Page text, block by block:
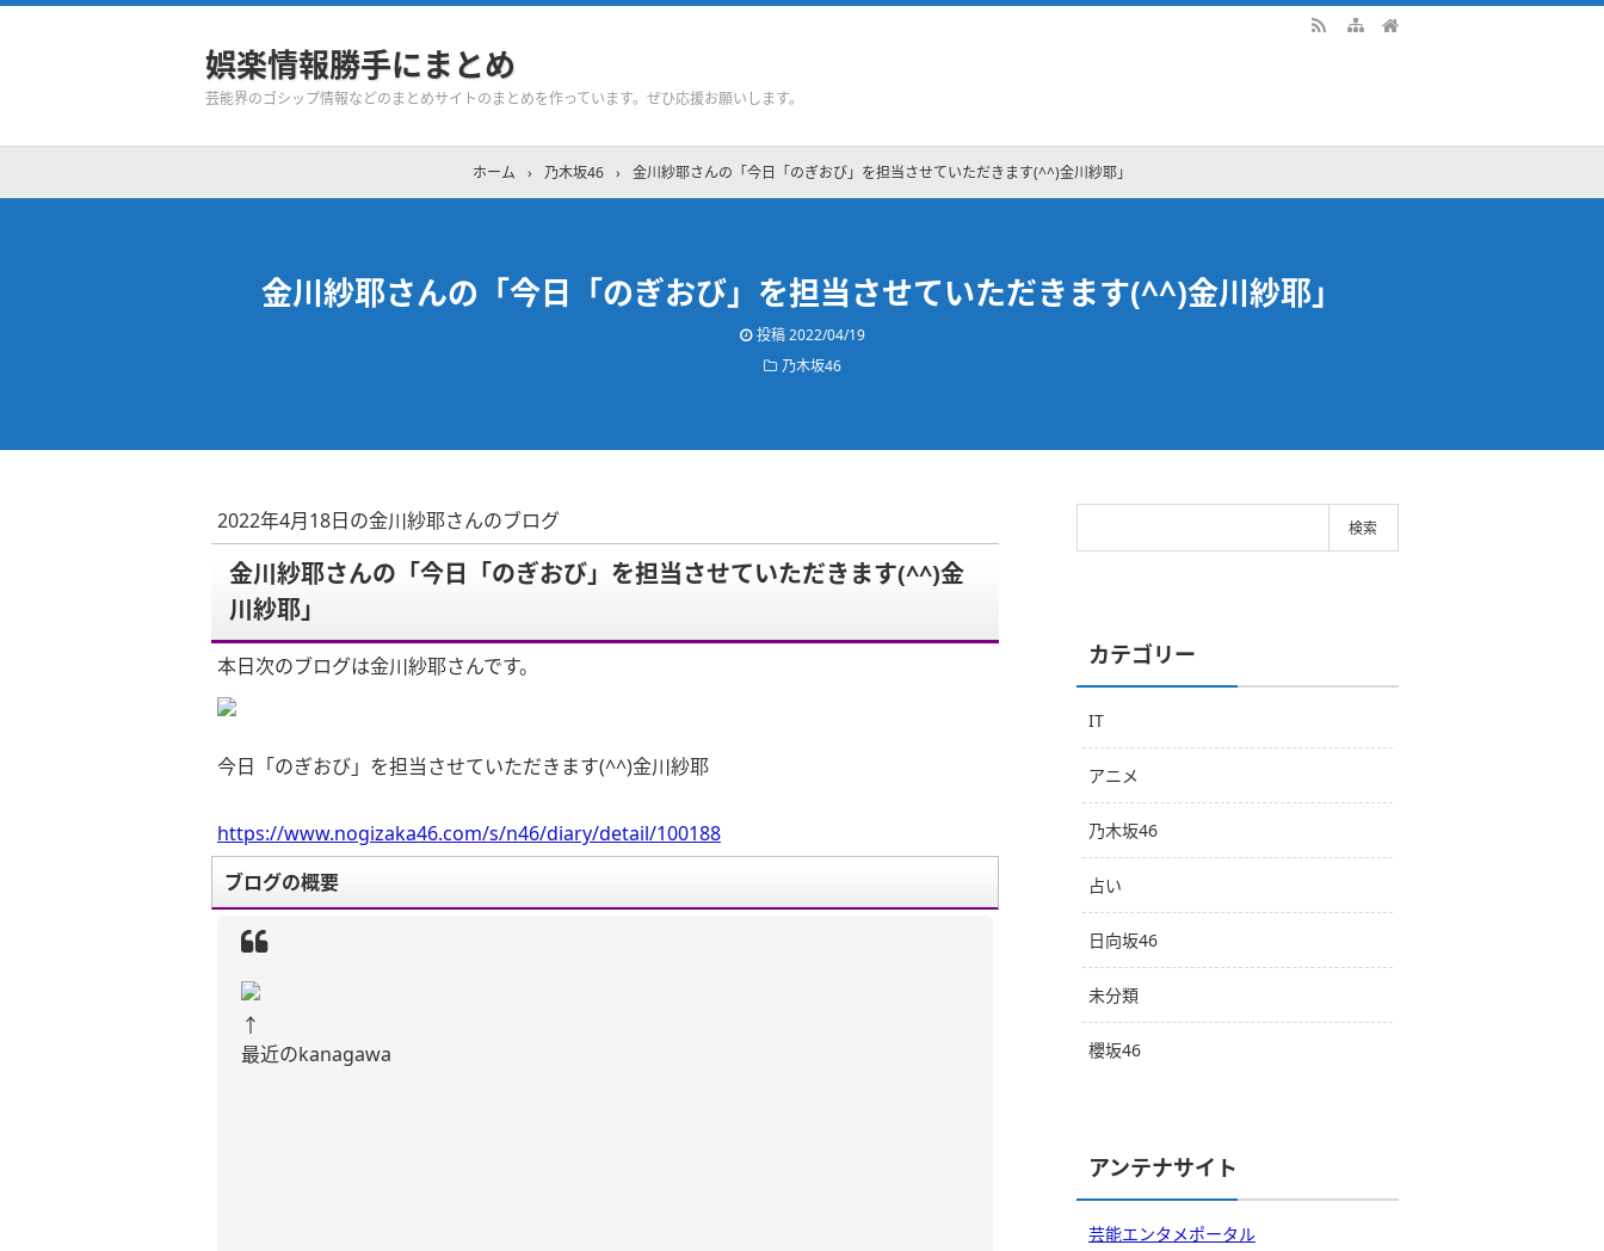
娯楽情報勝手にまとめ
芸能界のゴシップ情報などのまとめサイトのまとめを作っています。ぜひ応援お願いします。
ホーム › 乃木坂46 › 金川紗耶さんの「今日「のぎおび」を担当させていただきます(^^)金川紗耶」
金川紗耶さんの「今日「のぎおび」を担当させていただきます(^^)金川紗耶」
投稿2022/04/19
乃木坂46
2022年4月18日の金川紗耶さんのブログ
金川紗耶さんの「今日「のぎおび」を担当させていただきます(^^)金
川紗耶」
本日次のブログは金川紗耶さんです。
今日「のぎおび」を担当させていただきます(^^)金川紗耶
https://www.nogizaka46.com/s/n46/diary/detail/100188
ブログの概要
↑
最近のkanagawa
カテゴリー
IT
アニメ
乃木坂46
占い
日向坂46
未分類
櫻坂46
アンテナサイト
芸能エンタメポータル